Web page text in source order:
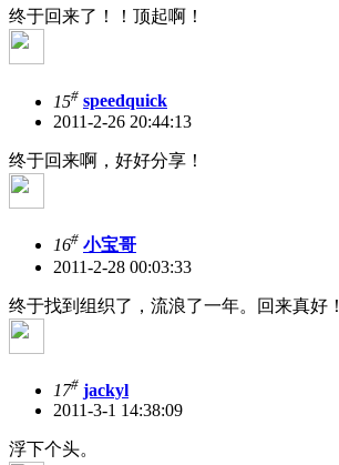
终于回来了！！顶起啊！
15# speedquick
2011-2-26 20:44:13
终于回来啊，好好分享！
16# 小宝哥
2011-2-28 00:03:33
终于找到组织了，流浪了一年。回来真好！
17# jackyl
2011-3-1 14:38:09
浮下个头。